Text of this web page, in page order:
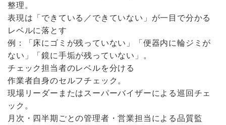
整理。
表現は「できている／できていない」が一目で分かる
レベルに落とす
例：「床にゴミが残っていない」「便器内に輪ジミが
ない」「鏡に手垢が残っていない」。
チェック担当者のレベルを分ける
作業者自身のセルフチェック。
現場リーダーまたはスーパーバイザーによる巡回チェ
ック。
月次・四半期ごとの管理者・営業担当による品質監